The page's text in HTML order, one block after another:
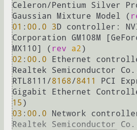
Celeron/Pentium Silver
Gaussian Mixture Model (
01 : 00 . 0 3D controller:
Corporation GM108M
MX110] ( rev a2
02 : 00 . 0 Ethernet
Realtek Semiconductor
RTL8111/8168/8411
PCI
Gigabit Ethernet
15
03 : 00 . 0 Network
Realtek Semiconductor